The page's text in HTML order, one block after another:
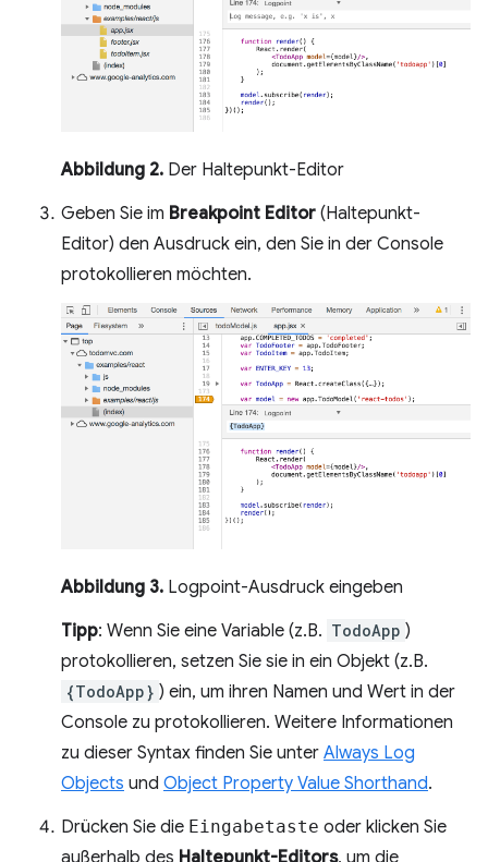
Abbildung 2. Der Haltepunkt-Editor
Geben Sie im Breakpoint Editor (Haltepunkt-
Editor) den Ausdruck ein, den Sie in der Console
protokollieren möchten.
Abbildung 3. Logpoint-Ausdruck eingeben
Tipp: Wenn Sie eine Variable (z.B. TodoApp )
protokollieren, setzen Sie sie in ein Objekt (z.B.
{TodoApp} ) ein, um ihren Namen und Wert in der
Console zu protokollieren. Weitere Informationen
zu dieser Syntax finden Sie unter Always Log
Objects und Object Property Value Shorthand.
Drücken Sie die Eingabetaste oder klicken Sie
außerhalb des Haltepunkt-Editors, um die